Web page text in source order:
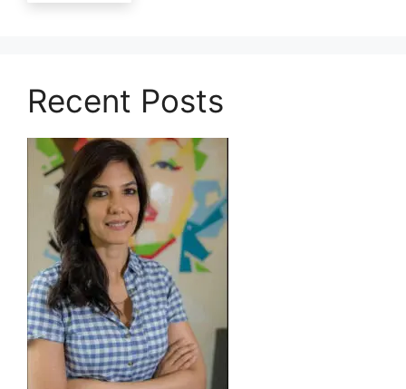
Recent Posts